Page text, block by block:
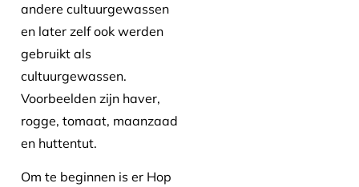
andere cultuurgewassen
en later zelf ook werden
gebruikt als
cultuurgewassen.
Voorbeelden zijn haver,
rogge, tomaat, maanzaad
en huttentut.
Om te beginnen is er Hop